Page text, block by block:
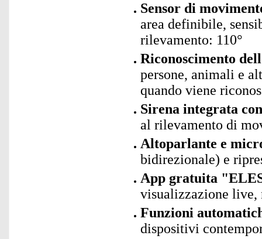
Sensor di
area definibile,
rilevamento: 110°
Riconoscimento
persone, animali e
quando viene
Sirena integrata
al rilevamento di
Altoparlante e
bidirezionale) e
App gratuita
visualizzazione live,
Funzioni
dispositivi